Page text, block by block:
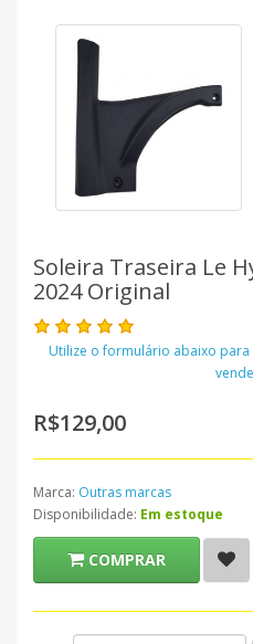
Soleira Traseira Le
2024 Original
Utilize o formulário abaixo
R$129,00
Marca: Outras marcas
Disponibilidade: Em estoque
COMPRAR